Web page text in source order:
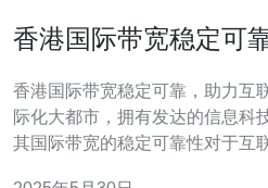
香港国际带宽稳定可
香港国际带宽稳定可靠，助力互联网发展 香港
际化大都市，拥有发达的信息科
其国际带宽的稳定可靠性对于互